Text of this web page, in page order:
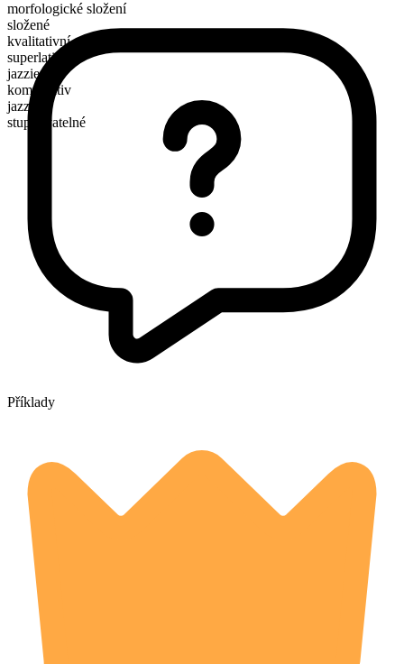
morfologické složení
složené
kvalitativní
superlativ
jazziest
komparativ
jazzier
stupňovatelné
Příklady